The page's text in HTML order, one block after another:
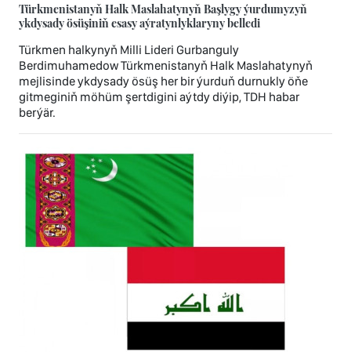
Türkmenistanyň Halk Maslahatynyň Başlygy ýurdumyzyň
ykdysady ösüşiniň esasy aýratynlyklaryny belledi
Türkmen halkynyň Milli Lideri Gurbanguly
Berdimuhamedow Türkmenistanyň Halk Maslahatynyň
mejlisinde ykdysady ösüş her bir ýurduň durnukly öňe
gitmeginiň möhüm şertdigini aýtdy diýip, TDH habar
berýär.